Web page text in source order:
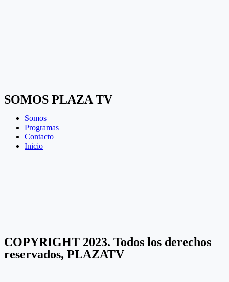
SOMOS PLAZA TV
Somos
Programas
Contacto
Inicio
COPYRIGHT 2023. Todos los derechos
reservados, PLAZATV